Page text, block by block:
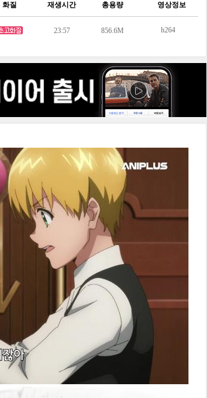
화질 재생시간 총용량 영상정보
23:57 856.6M h264